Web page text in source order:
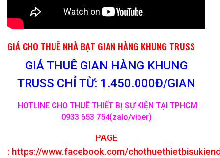
GIÁ CHO THUÊ NHÀ BẠT GIAN HÀNG KHUNG TRUSS
GIÁ THUÊ GIAN HÀNG KHUNG
TRUSS CHỈ TỪ: 1.450.000Đ/GIAN
HOTLINE CHO THUÊ THIẾT BỊ SỰ KIỆN TẠI TPHCM
0933 653 754(zalo/viber)
PAGE
: https://www.facebook.com/